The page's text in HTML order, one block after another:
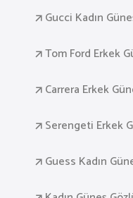
Gucci Kadın
Tom Ford Erkek
Carrera Erkek
Serengeti Erkek
Guess Kadın